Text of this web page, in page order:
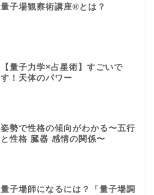
量子場観察術講座®️とは？
【量子力学×占星術】すごいで
す！天体のパワー
姿勢で性格の傾向がわかる〜五行
と性格 臓器 感情の関係〜
量子場師になるには？「量子場調